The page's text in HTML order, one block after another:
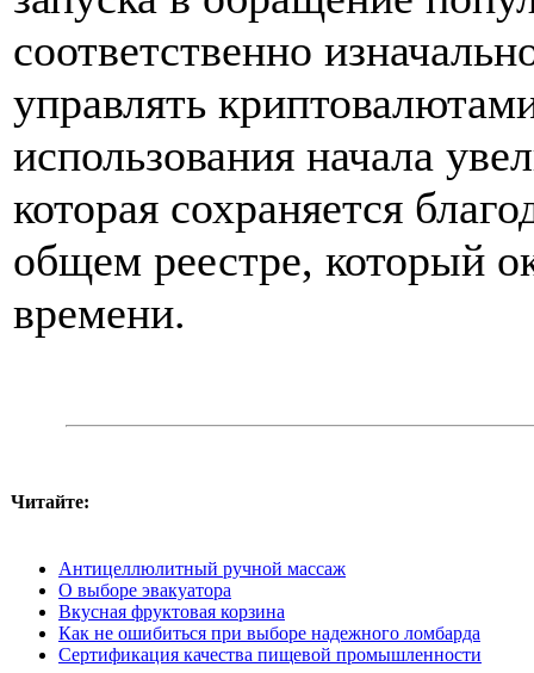
соответственно
управлять
использования начала
которая сохраняется
общем реестре, который
времени.
Читайте:
Антицеллюлитный ручной массаж
О выборе эвакуатора
Вкусная фруктовая корзина
Как не ошибиться при выборе надежного ломбарда
Сертификация качества пищевой промышленности